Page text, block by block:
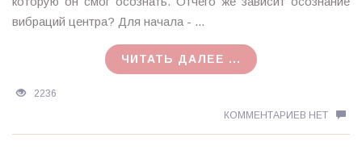
вибраций центра? Для начала - ...
ЧИТАТЬ ДАЛЕЕ ...
2236
КОММЕНТАРИЕВ НЕТ